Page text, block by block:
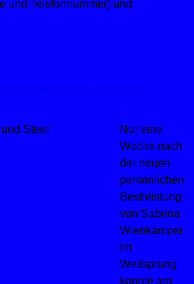
und Telefonnummer) und
Nur eine
Woche nach
der neuen
persönlichen
Bestleistung
von Sabrina
Wienkämper
im
Weitsprung
konnte am